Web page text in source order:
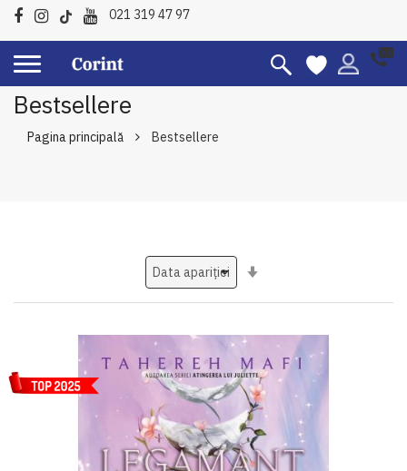
021 319 47 97
Bestsellere
Pagina principală Bestsellere